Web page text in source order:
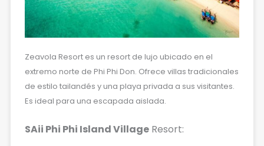
Zeavola Resort es un resort de lujo ubicado en el
extremo norte de Phi Phi Don. Ofrece villas tradicionales
de estilo tailandés y una playa privada a sus visitantes.
Es ideal para una escapada aislada.
SAii Phi Phi Island Village Resort: